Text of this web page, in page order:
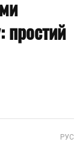
простий
РУС